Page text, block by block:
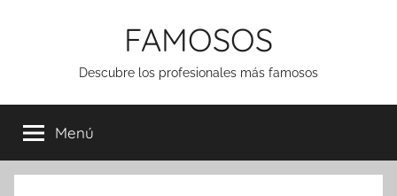
FAMOSOS
Descubre los profesionales más famosos
Menú